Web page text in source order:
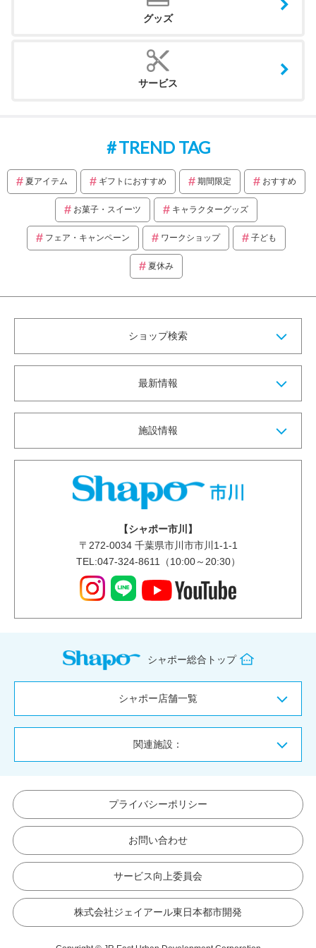
グッズ
サービス
TREND TAG
夏アイテム ギフトにおすすめ 期間限定 おすすめ
お菓子・スイーツ キャラクターグッズ
フェア・キャンペーン ワークショップ 子ども
夏休み
ショップ検索
最新情報
施設情報
【シャポー市川】
〒 272-0034千葉県市川市市川1-1-1
TEL:047-324-8611（10:00～20:30）
シャポー総合トップ
シャポー店舗一覧
関連施設：
プライバシーポリシー
お問い合わせ
サービス向上委員会
株式会社ジェイアール東日本都市開発